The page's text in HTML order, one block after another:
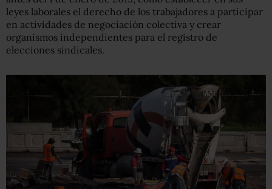
leyes laborales el derecho de los trabajadores a participar
en actividades de negociación colectiva y crear
organismos independientes para el registro de
elecciones sindicales.